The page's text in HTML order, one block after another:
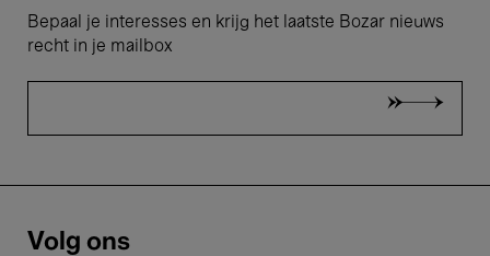
Bepaal je interesses en krijg het laatste Bozar nieuws
recht in je mailbox
Volg ons